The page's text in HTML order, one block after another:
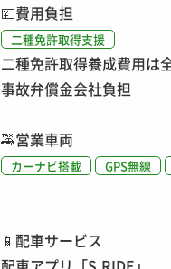
💴費用負担
二種免許取得支援
二種免許取得養成費用
事故弁償金会社負担
🚕営業車両
カーナビ搭載 GPS無線
📱 配車サービス